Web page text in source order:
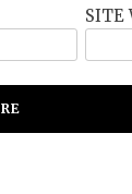
SITE